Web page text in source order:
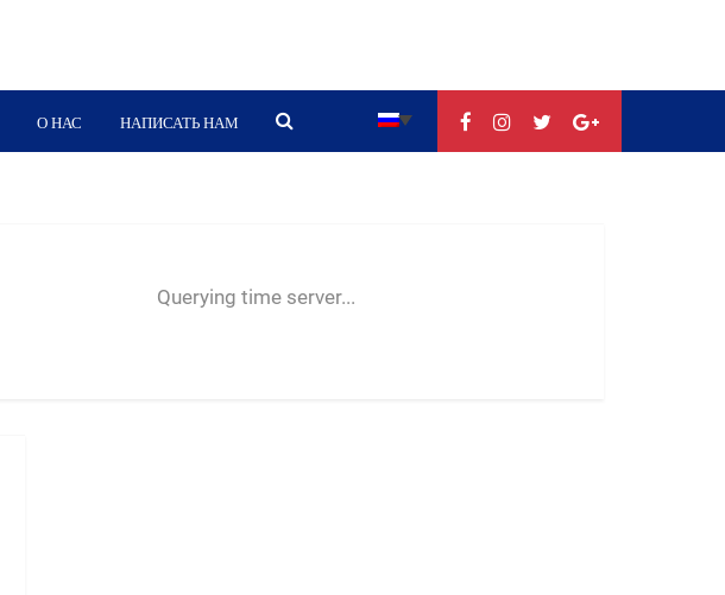
О НАС НАПИСАТЬ НАМ
Querying time server...
--:--